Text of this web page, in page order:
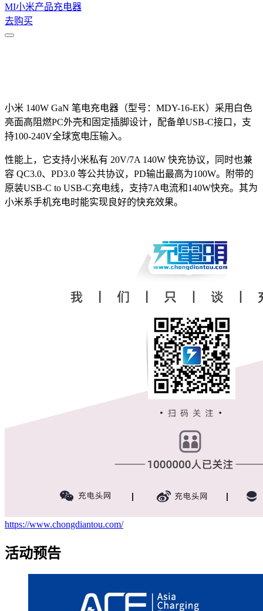
MI小米产品充电器
去购买
小米 140W GaN 笔电充电器（型号：MDY-16-EK） 采用白色
亮面高阻燃PC外壳和固定插脚设计，配备单USB-C接口，支
持100-240V全球宽电压输入。
性能上，它支持小米私有 20V/7A 140W 快充协议，同时也兼
容 QC3.0、PD3.0 等公共协议，PD输出最高为100W。附带的
原装USB-C to USB-C充电线，支持7A电流和140W快充。其为
小米系手机充电时能实现良好的快充效果。
https://www.chongdiantou.com/
活动预告